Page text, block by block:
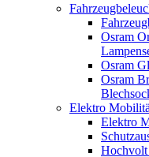
Osram
Osram
Osram
Elektro
Elektro
Hochvolt